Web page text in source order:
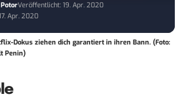
Veröffentlicht: 19. Apr. 2020
Apr. 2020
Dokus ziehen dich garantiert in ihren Bann. (Foto:
Penin)